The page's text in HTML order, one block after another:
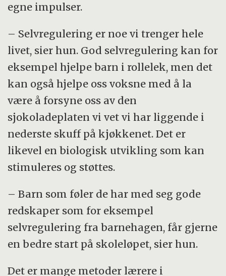
egne impulser.
– Selvregulering er noe vi trenger hele
livet, sier hun. God selvregulering kan for
eksempel hjelpe barn i rollelek, men det
kan også hjelpe oss voksne med å la
være å forsyne oss av den
sjokoladeplaten vi vet vi har liggende i
nederste skuff på kjøkkenet. Det er
likevel en biologisk utvikling som kan
stimuleres og støttes.
– Barn som føler de har med seg gode
redskaper som for eksempel
selvregulering fra barnehagen, får gjerne
en bedre start på skoleløpet, sier hun.
Det er mange metoder lærere i